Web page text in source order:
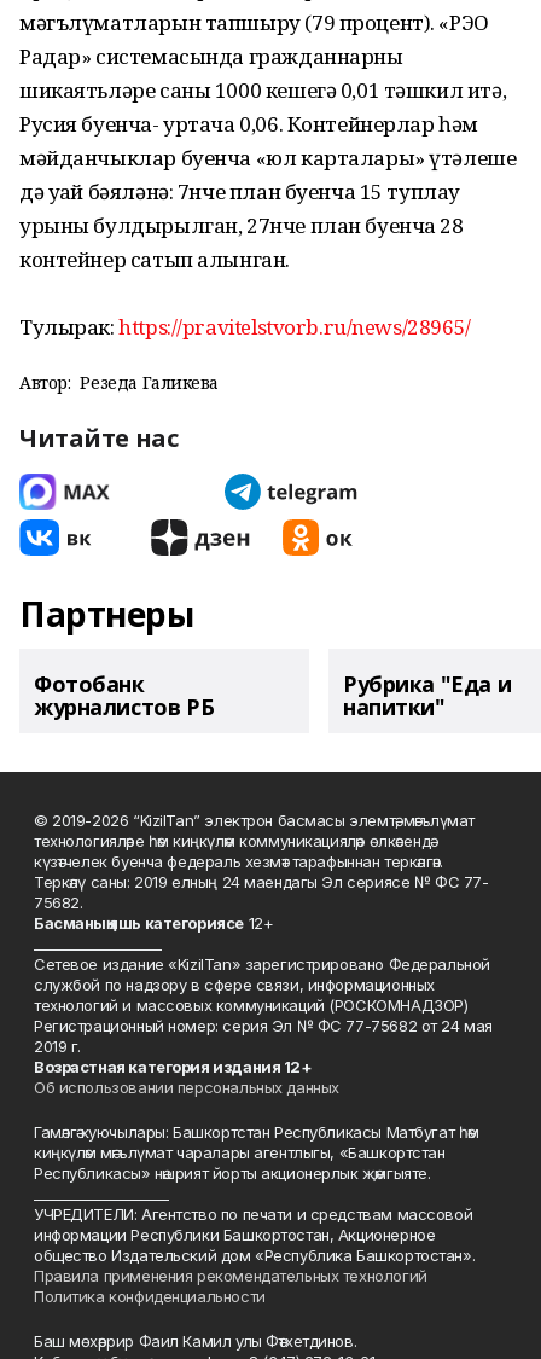
мәгълүматларын тапшыру (79 процент). «РЭО
Радар» системасында гражданнарның
шикаятьләре саны 1000 кешегә 0,01 тәшкил итә,
Русия буенча- уртача 0,06. Контейнерлар һәм
мәйданчыклар буенча «юл карталары» үтәлеше
дә уңай бәяләнә: 7нче план буенча 15 туплау
урыны булдырылган, 27нче план буенча 28
контейнер сатып алынган.
Тулырак:https://pravitelstvorb.ru/news/28965/
Автор: Резеда Галикәева
Читайте нас
Партнеры
Фотобанк
журналистов РБ
Рубрика "Еда и
напитки"
© 2019-2026 “KizilTan” электрон басмасы элемтә, мәгълүмат
технологияләре һәм киңкүләм коммуникацияләр өлкәсендә
күзәтчелек буенча федераль хезмәт тарафыннан теркәлгән.
Теркәлү саны: 2019 елның 24 маендагы Эл сериясе № ФС 77-
75682.
Басманың яшь категориясе12+
Сетевое издание «KizilTan» зарегистрировано Федеральной
службой по надзору в сфере связи, информационных
технологий и массовых коммуникаций (РОСКОМНАДЗОР)
Регистрационный номер: серия Эл № ФС 77-75682 от 24 мая
2019 г.
Возрастная категория издания 12+
Об использовании персональных данных
Гамәлгә куючылары: Башкортстан Республикасы Матбугат һәм
киңкүләм мәгълүмат чаралары агентлыгы, «Башкортстан
Республикасы» нәшрият йорты акционерлык җәмгыяте.
УЧРЕДИТЕЛИ: Агентство по печати и средствам массовой
информации Республики Башкортостан, Акционерное
общество Издательский дом «Республика Башкортостан».
Правила применения рекомендательных технологий
Политика конфиденциальности
Баш мөхәррир Фаил Камил улы Фәтхетдинов.